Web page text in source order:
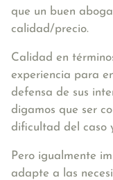
que un buen
calidad/precio.
Calidad en
experiencia para
defensa de sus
digamos que ser
dificultad del caso
Pero igualmente
adapte a las